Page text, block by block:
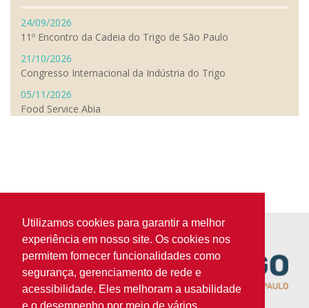
Utilizamos cookies para garantir a melhor
experiência em nosso site. Os cookies nos
permitem fornecer funcionalidades como
segurança, gerenciamento de rede e
acessibilidade. Eles melhoram a usabilidade
24/09/2026
11º Encontro da Cadeia do Trigo de São Paulo
21/10/2026
Congresso Internacional da Indústria do Trigo
05/11/2026
Food Service Abia